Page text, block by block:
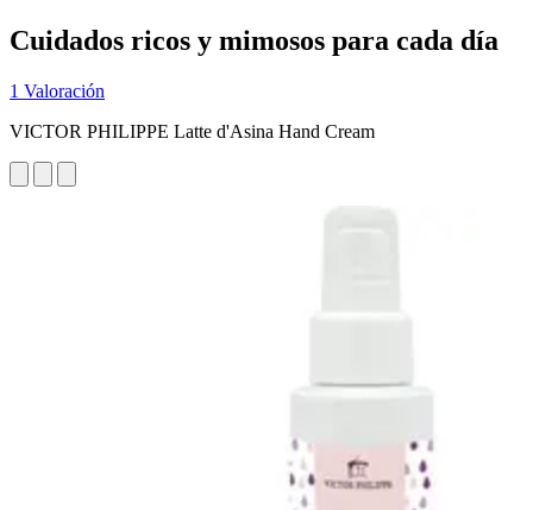
Cuidados ricos y mimosos para cada día
1 Valoración
VICTOR PHILIPPE Latte d'Asina Hand Cream